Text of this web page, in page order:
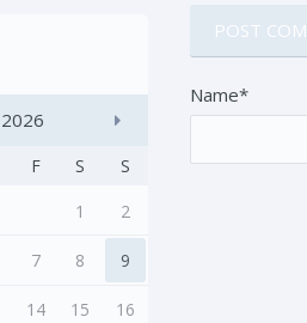
Name*
2026
F S
S
1
2
7 8 9
14 15 16